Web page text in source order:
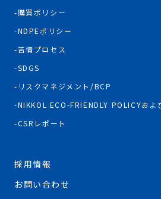
購買ポリシー
NDPEポリシー
苦情プロセス
SDGS
リスクマネジメント/BCP
NIKKOL ECO-FRIENDLY POLICYおよ
CSRレポート
採用情報
お問い合わせ